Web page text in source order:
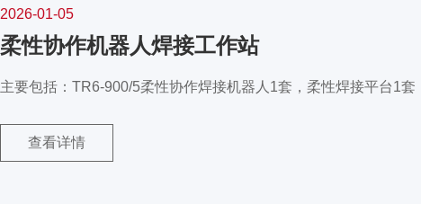
2026-01-05
柔性协作机器人焊接工作站
主要包括：TR6-900/5柔性协作焊接机器人1套，柔性焊接平台1
查看详情